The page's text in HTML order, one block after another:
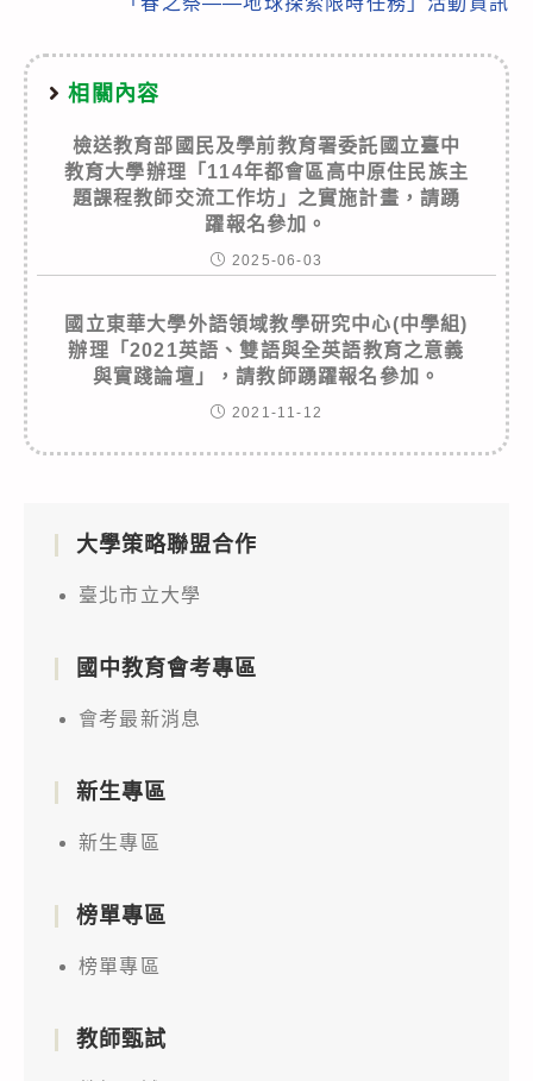
相關內容
檢送教育部國民及學前教育署委託國立臺中
教育大學辦理「114年都會區高中原住民族主
題課程教師交流工作坊」之實施計畫，請踴
躍報名參加。
2025-06-03
國立東華大學外語領域教學研究中心(中學組)
辦理「2021英語、雙語與全英語教育之意義
與實踐論壇」，請教師踴躍報名參加。
2021-11-12
大學策略聯盟合作
臺北市立大學
國中教育會考專區
會考最新消息
新生專區
新生專區
榜單專區
榜單專區
教師甄試